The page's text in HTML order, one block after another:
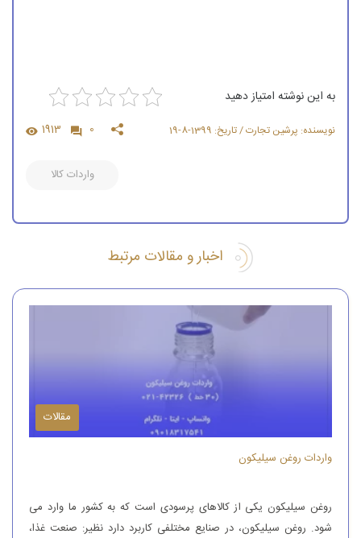
به این نوشته امتیاز دهید
نویسنده: پرشین تجارت / تاریخ: 1399-8-19 0
1913
واردات کالا
اخبار و مقالات مرتبط
مقالات
واردات روغن سیلیکون
روغن سیلیکون یکی از کالاهای پرسودی است که به کشور ما وارد می
شود. روغن سیلیکون، در صنایع مختلفی کاربرد دارد نظیر: صنعت غذا،